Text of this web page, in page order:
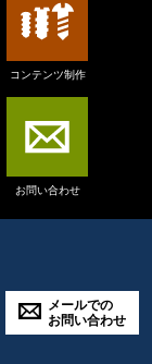
メールでの
お問い合わせ
コンテンツ制作
お問い合わせ